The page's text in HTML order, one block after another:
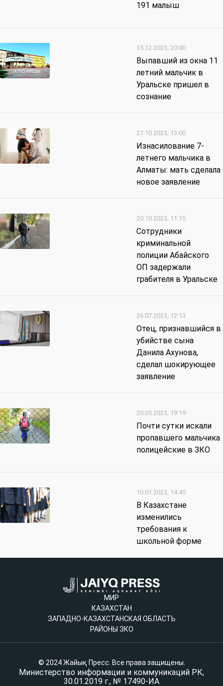
191 малыш
15.12.2023, 20:00
Выпавший из окна 11
летний мальчик в
Уральске пришел в
сознание
27.10.2023, 13:00
Изнасилование 7-
летнего мальчика в
Алматы: мать сделала
новое заявление
20.10.2023, 11:15
Сотрудники
криминальной
полиции Абайского
ОП задержали
грабителя в Уральске
26.07.2023, 12:13
Отец, признавшийся в
убийстве сына
Данила Ахунова,
сделал шокирующее
заявление
20.05.2023, 19:19
Почти сутки искали
пропавшего мальчика
полицейские в ЗКО
10.01.2023, 14:45
В Казахстане
изменились
требования к
школьной форме
МИР
КАЗАХСТАН
ЗАПАДНО-КАЗАХСТАНСКАЯ ОБЛАСТЬ
РАЙОНЫ ЗКО
© 2024 Жайық Пресс. Все права защищены.
Министерство информации и коммуникаций РК,
30.01.2019 г., № 17490-ИА